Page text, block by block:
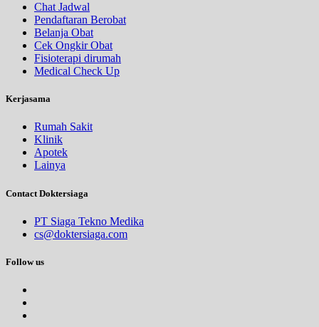
Chat Jadwal
Pendaftaran Berobat
Belanja Obat
Cek Ongkir Obat
Fisioterapi dirumah
Medical Check Up
Kerjasama
Rumah Sakit
Klinik
Apotek
Lainya
Contact Doktersiaga
PT Siaga Tekno Medika
cs@doktersiaga.com
Follow us